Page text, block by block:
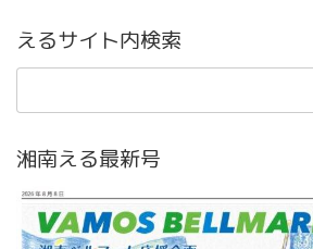
えるサイト内検索
検
湘南える最新号